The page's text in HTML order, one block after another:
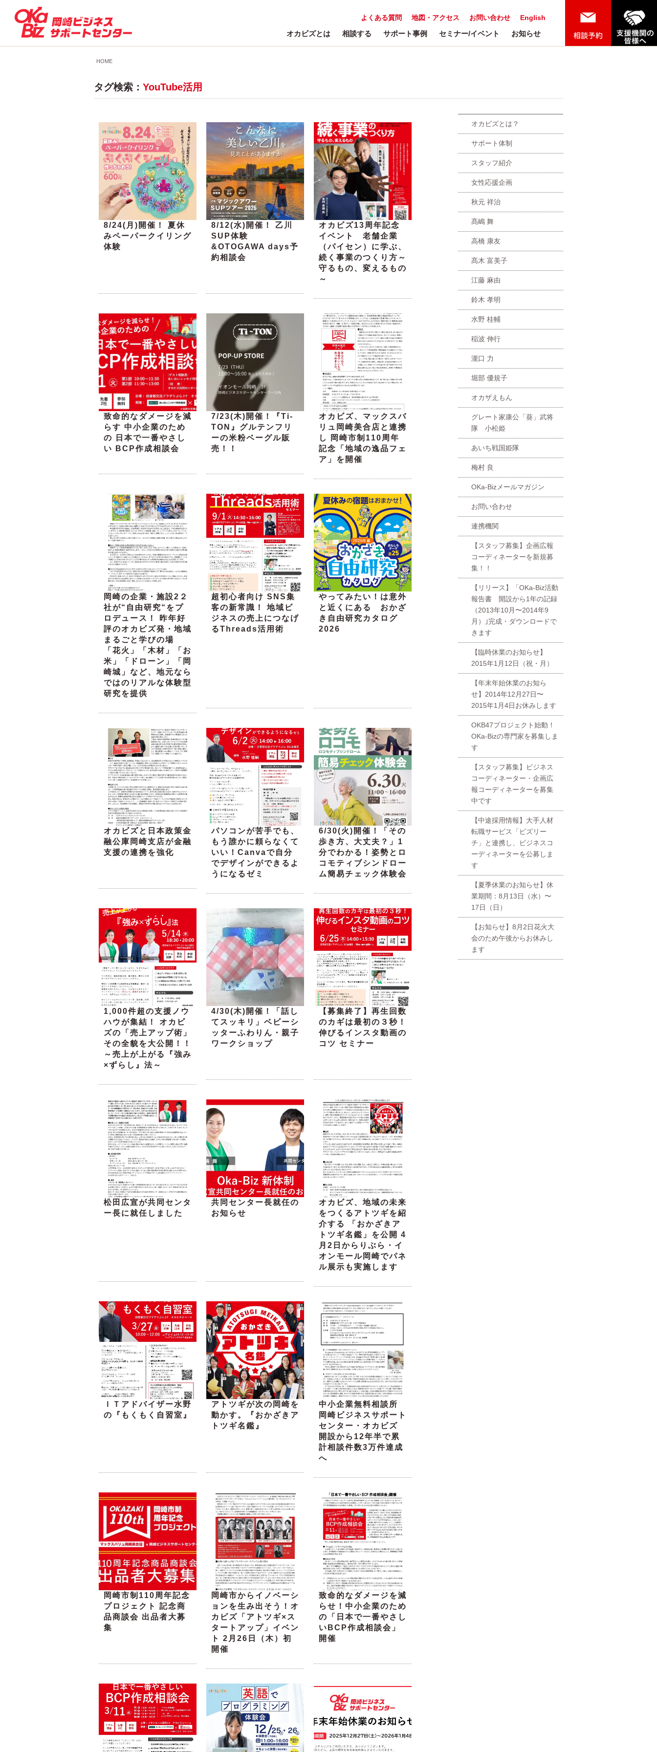
English
お問い合わせ
地図・アクセス
よくある質問
オカビズとは 相談する サポート事例 セミナー/イベント お知らせ
HOME
タグ検索： YouTube活用
8/24(月)開催！ 夏休
みペーパークイリング
体験
8/12(水)開催！ 乙川
SUP体験
&OTOGAWA days予
約相談会
オカビズ13周年記念
イベント 老舗企業
（パイセン）に学ぶ、
続く事業のつくり方～
守るもの、変えるもの
～
致命的なダメージを減
らす 中小企業のため
の 日本で一番やさし
い BCP作成相談会
7/23(木)開催！『Ti-
TON』グルテンフリ
ーの米粉ベーグル販
売！！
オカビズ、マックスバ
リュ岡崎美合店と連携
し 岡崎市制110周年
記念「地域の逸品フェ
ア」を開催
岡崎の企業・施設2２
社が“自由研究“をプ
ロデュース！ 昨年好
評のオカビズ発・地域
まるごと学びの場
「花火」「木材」「お
米」「ドローン」「岡
崎城」など、地元なら
ではのリアルな体験型
研究を提供
超初心者向け SNS集
客の新常識！ 地域ビ
ジネスの売上につなげ
るThreads活用術
やってみたい！は意外
と近くにある おかざ
き自由研究カタログ
2026
オカビズと日本政策金
融公庫岡崎支店が金融
支援の連携を強化
パソコンが苦手でも、
もう誰かに頼らなくて
いい！Canvaで自分
でデザインができるよ
うになるゼミ
6/30(火)開催！「その
歩き方、大丈夫？」1
分でわかる！姿勢とロ
コモティブシンドロー
ム簡易チェック体験会
1,000件超の支援ノウ
ハウが集結！ オカビ
ズの「売上アップ術」
その全貌を大公開！！
～売上が上がる『強み
×ずらし』法～
4/30(木)開催！「話し
てスッキリ」ベビーシ
ッターふわりん・親子
ワークショップ
【募集終了】再生回数
のカギは最初の３秒！
伸びるインスタ動画の
コツ セミナー
松田広宣が共同センタ
ー長に就任しました
共同センター長就任の
お知らせ
オカビズ、地域の未来
をつくるアトツギを紹
介する 「おかざきア
トツギ名鑑」を公開 4
月2日からりぶら・イ
オンモール岡崎でパネ
ル展示も実施します
ＩＴアドバイザー水野
の『もくもく自習室』
アトツギが次の岡崎を
動かす。『おかざきア
トツギ名鑑』
中小企業無料相談所
岡崎ビジネスサポート
センター・オカビズ
開設から12年半で累
計相談件数3万件達成
へ
岡崎市制110周年記念
プロジェクト 記念商
品商談会 出品者大募
集
岡崎市からイノベーシ
ョンを生み出そう！オ
カビズ「アトツギ×ス
タートアップ」イベン
ト 2月26日（木）初
開催
致命的なダメージを減
らせ！中小企業のため
の「日本で一番やさし
いBCP作成相談会」
開催
オカビズとは？
サポート体制
スタッフ紹介
女性応援企画
秋元 祥治
髙嶋 舞
高橋 康友
髙木 富美子
江藤 麻由
鈴木 孝明
水野 桂輔
稲波 伸行
瀧口 力
堀部 優規子
オカザえもん
グレート家康公「葵」武将
隊 小松姫
あいち戦国姫隊
梅村 良
OKa-Bizメールマガジン
お問い合わせ
連携機関
【スタッフ募集】企画広報
コーディネーターを新規募
集！！
【リリース】「OKa-Biz活動
報告書 開設から1年の記録
（2013年10月〜2014年9
月）｣完成・ダウンロードで
きます
【臨時休業のお知らせ】
2015年1月12日（祝・月）
【年末年始休業のお知ら
せ】2014年12月27日〜
2015年1月4日お休みします
OKB47プロジェクト始動！
OKa-Bizの専門家を募集しま
す
【スタッフ募集】ビジネス
コーディネーター・企画広
報コーディネーターを募集
中です
【中途採用情報】大手人材
転職サービス「ビズリー
チ」と連携し、ビジネスコ
ーディネーターを公募しま
す
【夏季休業のお知らせ】休
業期間：8月13日（水）〜
17日（日）
【お知らせ】8月2日花火大
会のため午後からお休みし
ます